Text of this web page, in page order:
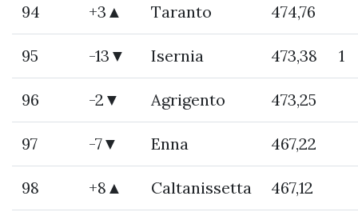
94 +3▲ Taranto 474,76
95 -13▼ Isernia 473,38 1
96 -2▼ Agrigento 473,25
97 -7▼ Enna 467,22
98 +8▲ Caltanissetta 467,12